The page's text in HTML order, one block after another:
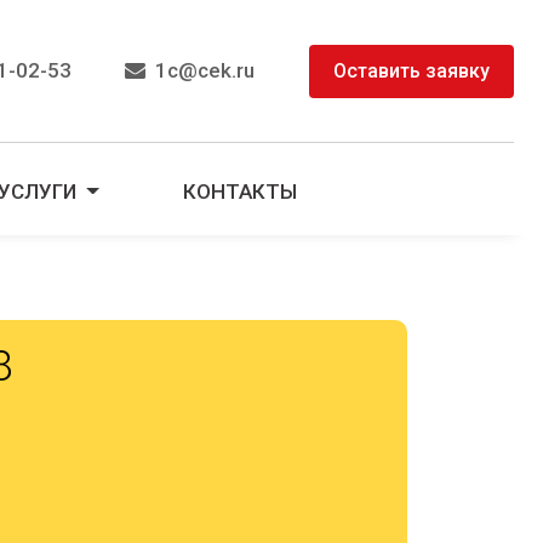
02-53 1c@cek.ru Оставить заявку
КОНТАКТЫ